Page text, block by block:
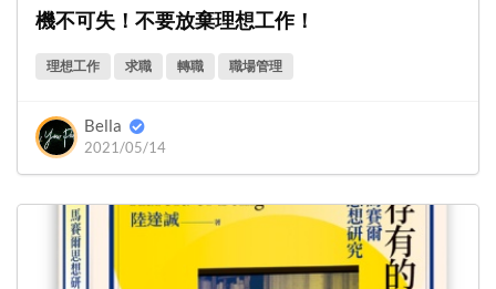
機不可失！不要放棄理想工作！
理想工作 求職 轉職 職場管理
Bella
2021/05/14